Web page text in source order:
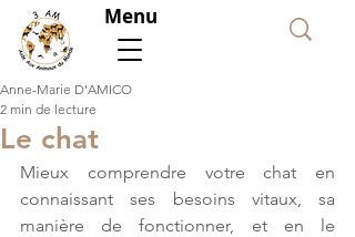
Menu
Le chat
Anne-Marie D'AMICO
2 min de lecture
Mieux comprendre votre chat en
connaissant ses besoins vitaux, sa
manière de fonctionner, et en le